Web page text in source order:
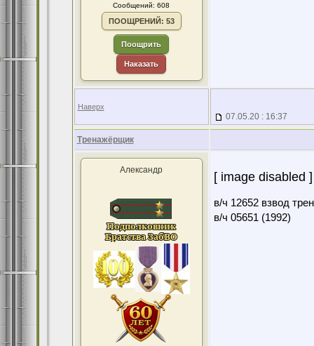
Сообщений: 608
ПООЩРЕНИЙ: 53
Поощрить
Наказать
Наверх
07.05.20 : 16:37
Тренажёрщик
Александр [ image disabled ]
в/ч 12652 взвод
в/ч 05651 (1992)